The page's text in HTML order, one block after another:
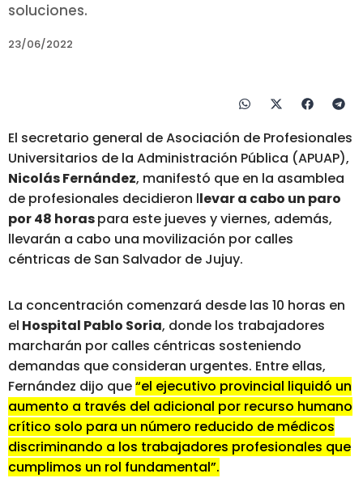
soluciones.
23/06/2022
El secretario general de Asociación de Profesionales
Universitarios de la Administración Pública (APUAP),
Nicolás Fernández, manifestó que en la asamblea
de profesionales decidieron llevar a cabo un paro
por 48 horaspara este jueves y viernes, además,
llevarán a cabo una movilización por calles
céntricas de San Salvador de Jujuy.
La concentración comenzará desde las 10 horas en
el Hospital Pablo Soria, donde los trabajadores
marcharán por calles céntricas sosteniendo
demandas que consideran urgentes. Entre ellas,
Fernández dijo que“el ejecutivo provincial liquidó un
aumento a través del adicional por recurso humano
crítico solo para un número reducido de médicos
discriminando a los trabajadores profesionales que
cumplimos un rol fundamental”.